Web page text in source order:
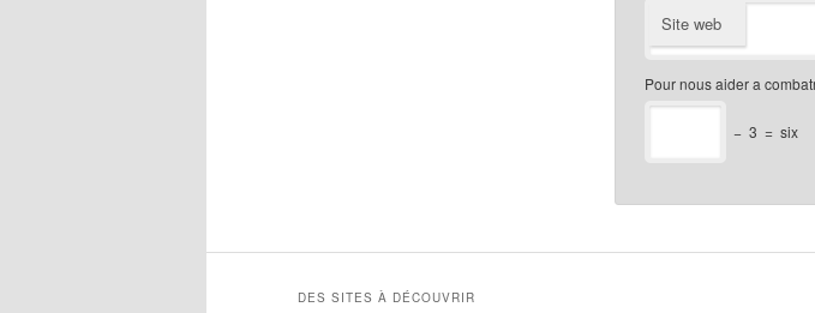
Site web
Pour nous aider a
− 3 = six
DES SITES À DÉCOUVRIR